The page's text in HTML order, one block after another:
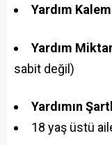
Yardım
Yardım
sabit değil)
Yardımın
18 yaş üstü